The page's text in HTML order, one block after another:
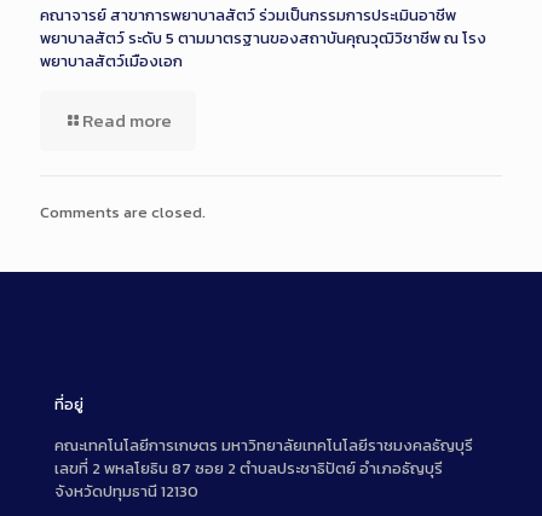
คณาจารย์ สาขาการพยาบาลสัตว์ ร่วมเป็นกรรมการประเมินอาชีพ
พยาบาลสัตว์ ระดับ 5 ตามมาตรฐานของสถาบันคุณวุฒิวิชาชีพ ณ โรง
พยาบาลสัตว์เมืองเอก
Read more
Comments are closed.
ที่อยู่
คณะเทคโนโลยีการเกษตร มหาวิทยาลัยเทคโนโลยีราชมงคลธัญบุรี
เลขที่ 2 พหลโยธิน 87 ซอย 2 ตำบลประชาธิปัตย์ อำเภอธัญบุรี
จังหวัดปทุมธานี 12130